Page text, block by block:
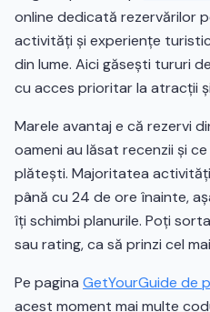
online dedicată rezervărilor
activități și experiențe
din lume. Aici găsești tururi
cu acces prioritar la atracții
Marele avantaj e că rezervi
oameni au lăsat recenzii și
plătești. Majoritatea
până cu 24 de ore înainte,
îți schimbi planurile. Poți
sau rating, ca să prinzi cel
Pe pagina GetYourGuide de
acest moment mai multe